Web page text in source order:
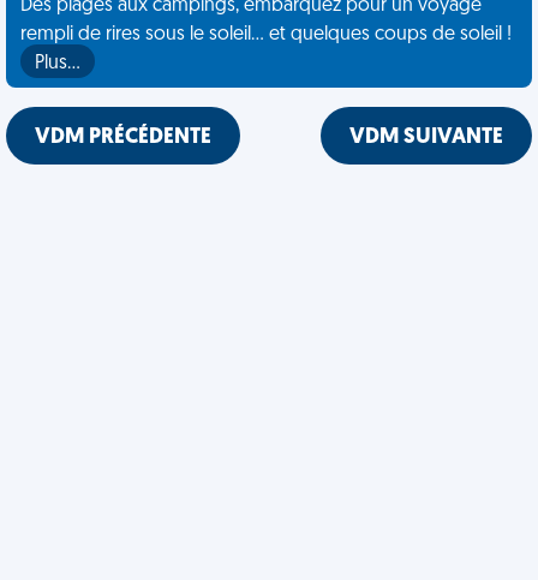
Des plages aux campings, embarquez pour un voyage
rempli de rires sous le soleil... et quelques coups de soleil !
Plus…
VDM PRÉCÉDENTE VDM SUIVANTE